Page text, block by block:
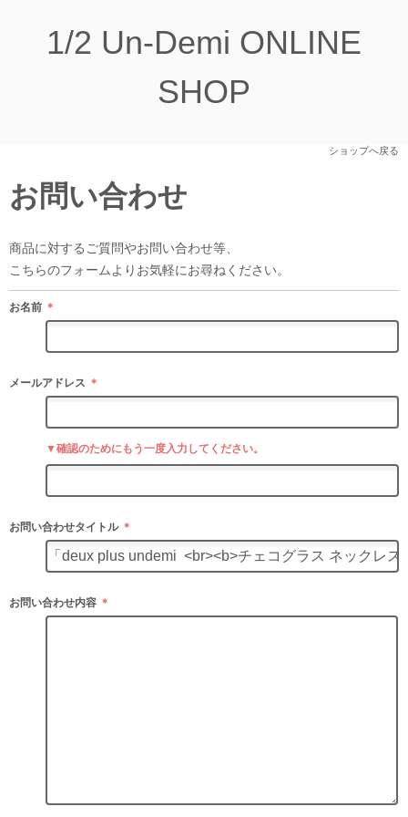
1/2 Un-Demi ONLINE
SHOP
ショップへ戻る
お問い合わせ
商品に対するご質問やお問い合わせ等、
こちらのフォームよりお気軽にお尋ねください。
お名前 ＊
メールアドレス ＊
▼確認のためにもう一度入力してください。
お問い合わせタイトル ＊
お問い合わせ内容 ＊